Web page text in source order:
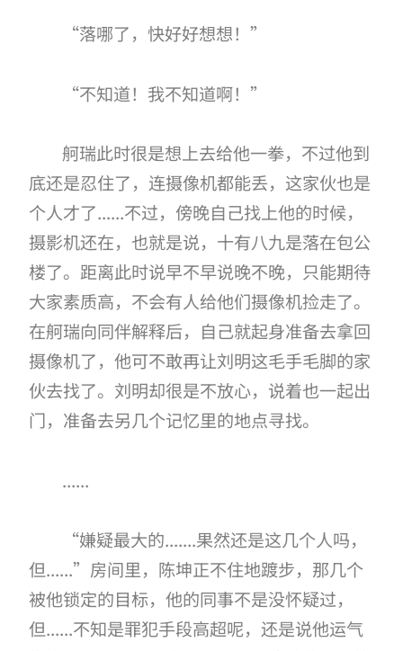
“落哪了，快好好想想！”
“不知道！我不知道啊！”
舸瑞此时很是想上去给他一拳，不过他到
底还是忍住了，连摄像机都能丢，这家伙也是
个人才了......不过，傍晚自己找上他的时候，
摄影机还在，也就是说，十有八九是落在包公
楼了。距离此时说早不早说晚不晚，只能期待
大家素质高，不会有人给他们摄像机捡走了。
在舸瑞向同伴解释后，自己就起身准备去拿回
摄像机了，他可不敢再让刘明这毛手毛脚的家
伙去找了。刘明却很是不放心，说着也一起出
门，准备去另几个记忆里的地点寻找。
......
“嫌疑最大的.......果然还是这几个人吗，
但......”房间里，陈坤正不住地踱步，那几个
被他锁定的目标，他的同事不是没怀疑过，
但......不知是罪犯手段高超呢，还是说他运气